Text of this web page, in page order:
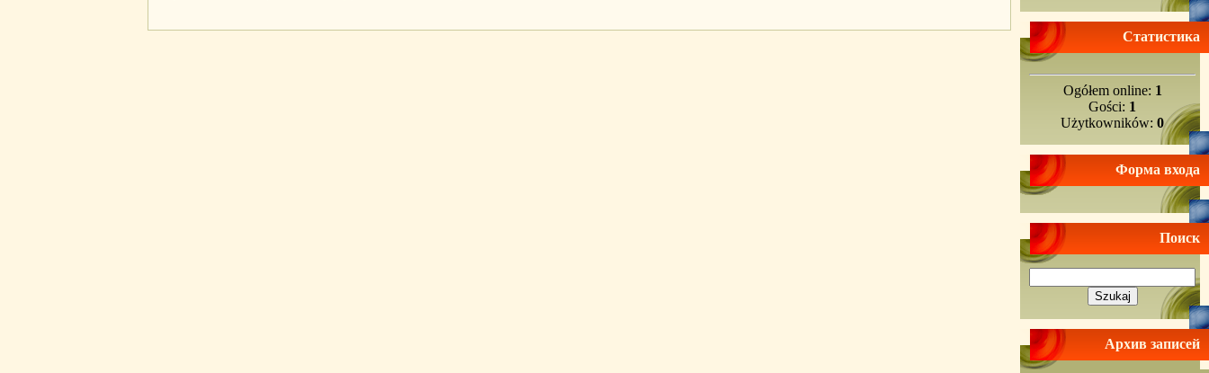
Статистика
Ogółem online: 1
Gości: 1
Użytkowników: 0
Форма входа
Поиск
Архив записей